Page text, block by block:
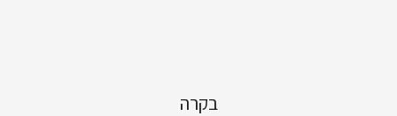
בקרה